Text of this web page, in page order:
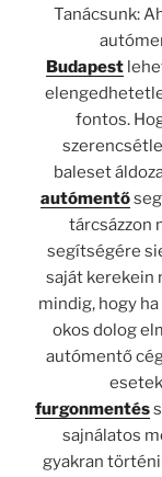
Tanácsunk:
Budapest
fontos.
baleset
autómentő
tárcsázzon
segítségére
saját kerekein
mindig, hogy
okos dolog
autómentő
furgonmentés
sajnálatos
gyakran